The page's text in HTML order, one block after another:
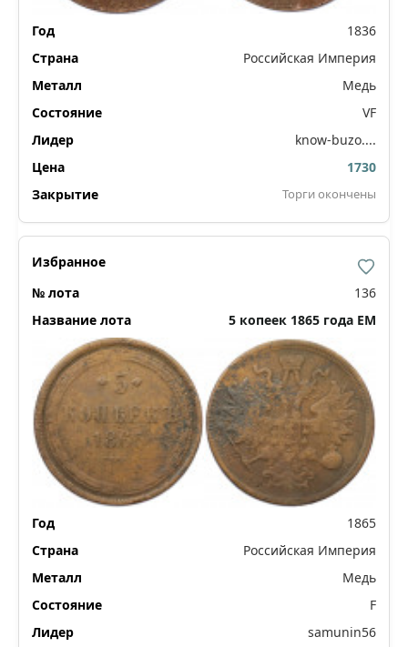
1836
Российская Империя
Медь
VF
know-buzo....
1730
Торги окончены
136
5 копеек 1865 года ЕМ
1865
Российская Империя
Медь
F
samunin56